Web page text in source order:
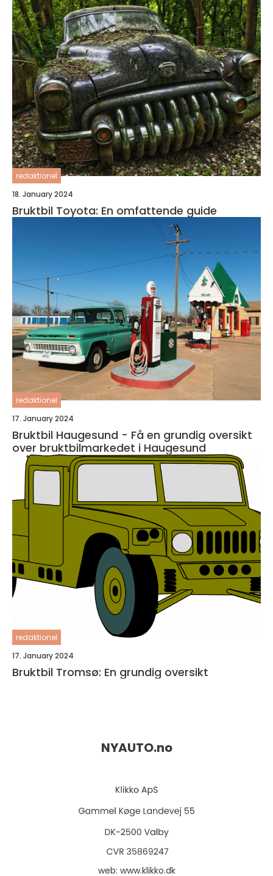
redaktionel
18. January 2024
Bruktbil Toyota: En omfattende guide
redaktionel
17. January 2024
Bruktbil Haugesund - Få en grundig oversikt
over bruktbilmarkedet i Haugesund
redaktionel
17. January 2024
Bruktbil Tromsø: En grundig oversikt
NYAUTO.no
web: www.klikko.dk